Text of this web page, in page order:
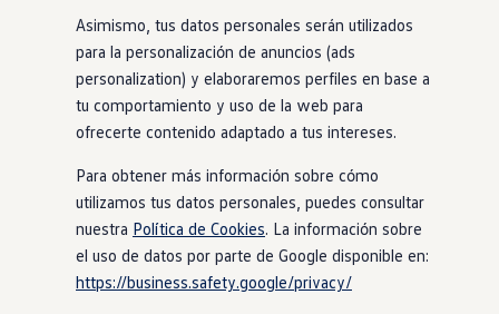
Más sobre híbridos
Plan Auto +
Etiquetas DGT
Simulador de autonomía, carga y ahorro
Carga y autonomía
Soluciones de carga
Tarifas de carga
Carga en casa
Modos de carga
Autonomía
Clientes y posventa
Club Volkswagen
Ofertas posventa
Asimismo, tus datos personales serán utilizados
para la personalización de anuncios (ads
personalization) y elaboraremos perfiles en base a
tu comportamiento y uso de la web para
ofrecerte contenido adaptado a tus intereses.
Para obtener más información sobre cómo
utilizamos tus datos personales, puedes consultar
nuestra Política de Cookies. La información sobre
el uso de datos por parte de Google disponible en:
https://business.safety.google/privacy/